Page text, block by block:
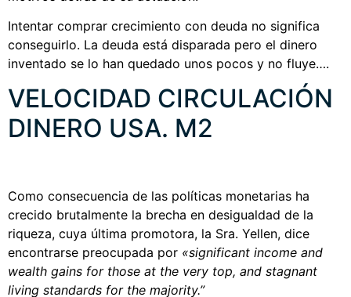
Intentar comprar crecimiento con deuda no significa
conseguirlo. La deuda está disparada pero el dinero
inventado se lo han quedado unos pocos y no fluye….
VELOCIDAD CIRCULACIÓN
DINERO USA. M2
Como consecuencia de las políticas monetarias ha
crecido brutalmente la brecha en desigualdad de la
riqueza, cuya última promotora, la Sra. Yellen, dice
encontrarse preocupada por «significant income and
wealth gains for those at the very top, and stagnant
living standards for the majority.”